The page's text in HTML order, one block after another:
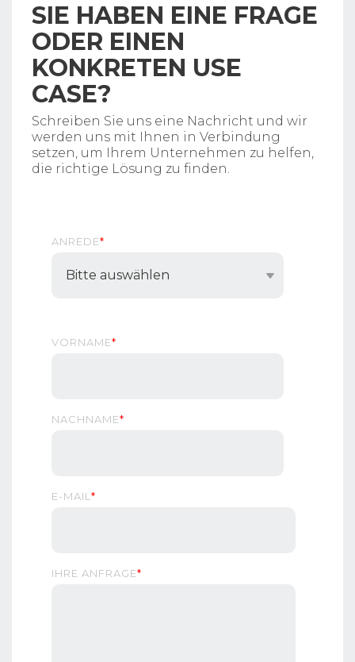
SIE HABEN EINE FRAGE
ODER EINEN
KONKRETEN USE
CASE?
Schreiben Sie uns eine Nachricht und wir
werden uns mit Ihnen in Verbindung
setzen, um Ihrem Unternehmen zu helfen,
die richtige Lösung zu finden.
ANREDE*
VORNAME*
NACHNAME*
E-MAIL *
IHRE ANFRAGE*